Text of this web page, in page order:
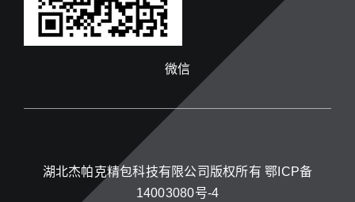
微信
湖北杰帕克精包科技有限公司版权所有 鄂ICP备
14003080号-4